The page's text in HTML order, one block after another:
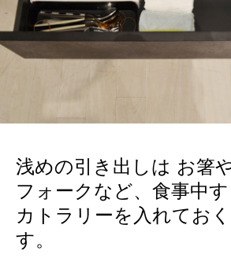
浅めの引き出しは お箸
フォークなど、食事中
カトラリーを入れてお
す。